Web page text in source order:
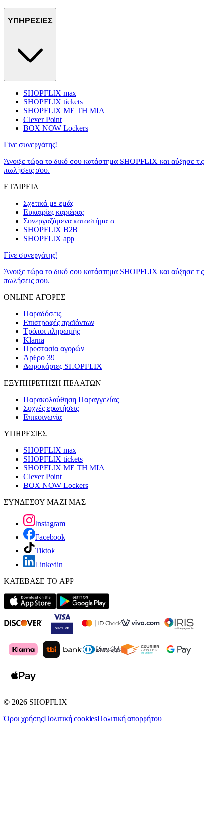
ΥΠΗΡΕΣΙΕΣ
SHOPFLIX max
SHOPFLIX tickets
SHOPFLIX ΜΕ ΤΗ ΜΙΑ
Clever Point
BOX NOW Lockers
Γίνε συνεργάτης!
Άνοιξε τώρα το δικό σου κατάστημα SHOPFLIX και αύξησε τις
πωλήσεις σου.
ΕΤΑΙΡΕΙΑ
Σχετικά με εμάς
Ευκαιρίες καριέρας
Συνεργαζόμενα καταστήματα
SHOPFLIX B2B
SHOPFLIX app
Γίνε συνεργάτης!
Άνοιξε τώρα το δικό σου κατάστημα SHOPFLIX και αύξησε τις
πωλήσεις σου.
ONLINE ΑΓΟΡΕΣ
Παραδόσεις
Επιστροφές προϊόντων
Τρόποι πληρωμής
Klarna
Προστασία αγορών
Άρθρο 39
Δωροκάρτες SHOPFLIX
ΕΞΥΠΗΡΕΤΗΣΗ ΠΕΛΑΤΩΝ
Παρακολούθηση Παραγγελίας
Συχνές ερωτήσεις
Επικοινωνία
ΥΠΗΡΕΣΙΕΣ
SHOPFLIX max
SHOPFLIX tickets
SHOPFLIX ΜΕ ΤΗ ΜΙΑ
Clever Point
BOX NOW Lockers
ΣΥΝΔΕΣΟΥ ΜΑΖΙ ΜΑΣ
Instagram
Facebook
Tiktok
Linkedin
ΚΑΤΕΒΑΣΕ ΤΟ APP
© 2026 SHOPFLIX
Όροι χρήσηςΠολιτική cookiesΠολιτική απορρήτου